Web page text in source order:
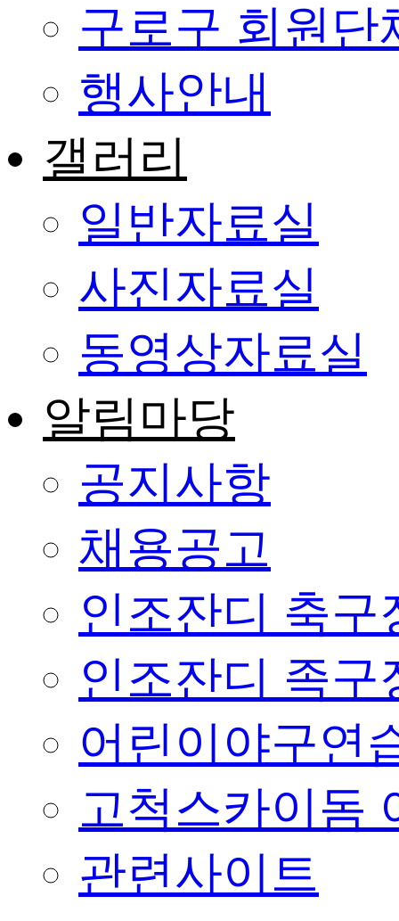
구로구 회원단
행사안내
갤러리
일반자료실
사진자료실
동영상자료실
알림마당
공지사항
채용공고
인조잔디 축구
인조잔디 족구
어린이야구연
고척스카이돔
관련사이트